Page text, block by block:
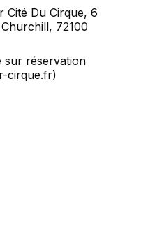
Cité Du Cirque, 6
72100
sur réservation
cirque.fr)